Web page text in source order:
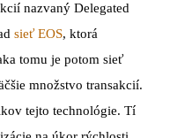
nazvaný Delegated
sieť EOS, ktorá
tomu je potom sieť
množstvo transakcií.
tejto technológie. Tí